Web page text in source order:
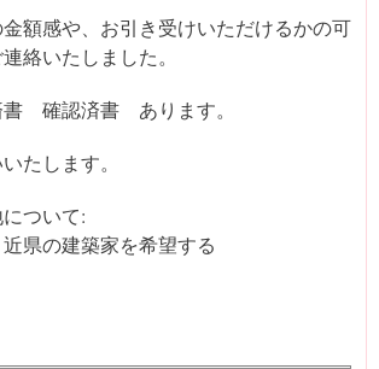
額感や、お引き受けいただけるかの可
絡いたしました。
確認済書 あります。
たします。
ついて:
県の建築家を希望する